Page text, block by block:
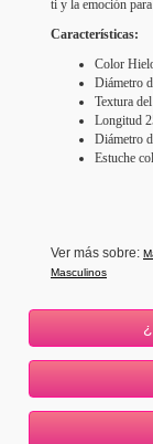
ti y la emoción
Características:
Color
Diámetro
Textura
Longitud
Diámetro
Estuche
Ver más sobre:
Masculinos